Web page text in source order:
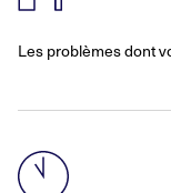
Les problèmes dont